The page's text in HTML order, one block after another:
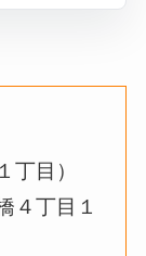
丁目）
４丁目１